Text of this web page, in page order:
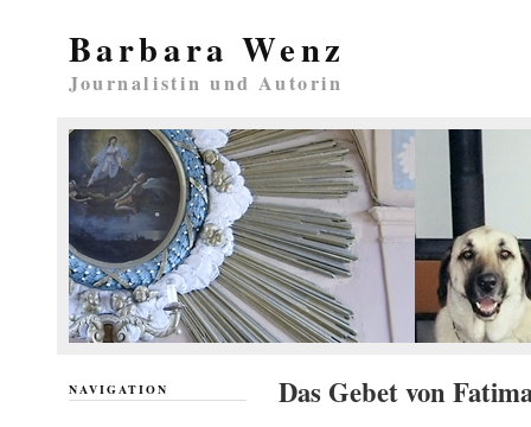
Barbara Wenz
Journalistin und Autorin
Das Gebet von
NAVIGATION